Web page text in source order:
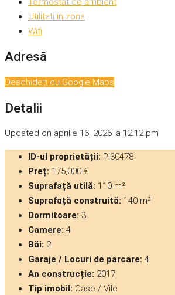
Utilitati in zona
Wifi
Adresă
Deschideți cu Google Maps
Detalii
Updated on aprilie 16, 2026 la 12:12 pm
ID-ul proprietății: PI30478
Preț: 175,000 €
Suprafață utilă: 110 m²
Suprafață construită: 140 m²
Dormitoare: 3
Camere: 4
Băi: 2
Garaje / Locuri de parcare: 4
An construcție: 2017
Tip imobil: Case / Vile